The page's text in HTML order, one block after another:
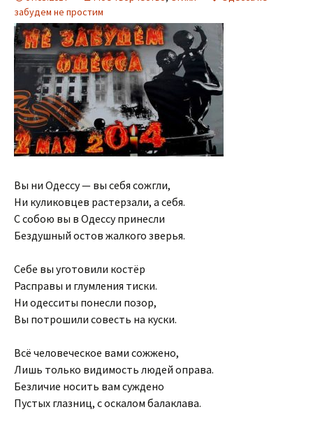
забудем не простим
Вы ни Одессу — вы себя сожгли,
Ни куликовцев растерзали, а себя.
С собою вы в Одессу принесли
Бездушный остов жалкого зверья.
Себе вы уготовили костёр
Расправы и глумления тиски.
Ни одесситы понесли позор,
Вы потрошили совесть на куски.
Всё человеческое вами сожжено,
Лишь только видимость людей оправа.
Безличие носить вам суждено
Пустых глазниц, с оскалом балаклава.